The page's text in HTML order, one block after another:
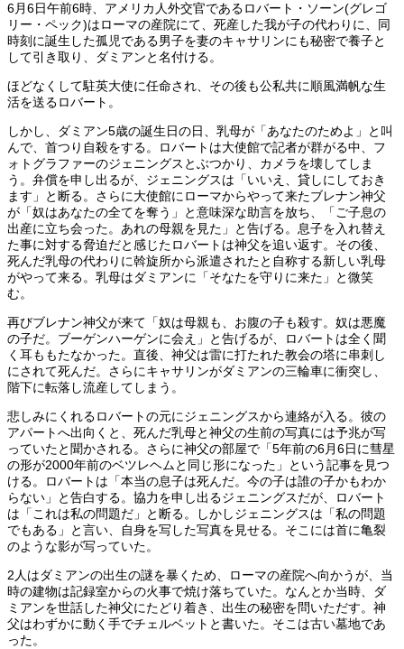
6月6日午前6時、アメリカ人外交官であるロバート・ソーン(グレゴ
リー・ペック)はローマの産院にて、死産した我が子の代わりに、同
時刻に誕生した孤児である男子を妻のキャサリンにも秘密で養子と
して引き取り、ダミアンと名付ける。
ほどなくして駐英大使に任命され、その後も公私共に順風満帆な生
活を送るロバート。
しかし、ダミアン5歳の誕生日の日、乳母が「あなたのためよ」と叫
んで、首つり自殺をする。ロバートは大使館で記者が群がる中、フ
ォトグラファーのジェニングスとぶつかり、カメラを壊してしま
う。弁償を申し出るが、ジェニングスは「いいえ、貸しにしておき
ます」と断る。さらに大使館にローマからやって来たブレナン神父
が「奴はあなたの全てを奪う」と意味深な助言を放ち、「ご子息の
出産に立ち会った。あれの母親を見た」と告げる。息子を入れ替え
た事に対する脅迫だと感じたロバートは神父を追い返す。その後、
死んだ乳母の代わりに斡旋所から派遣されたと自称する新しい乳母
がやって来る。乳母はダミアンに「そなたを守りに来た」と微笑
む。
再びブレナン神父が来て「奴は母親も、お腹の子も殺す。奴は悪魔
の子だ。ブーゲンハーゲンに会え」と告げるが、ロバートは全く聞
く耳ももたなかった。直後、神父は雷に打たれた教会の塔に串刺し
にされて死んだ。さらにキャサリンがダミアンの三輪車に衝突し、
階下に転落し流産してしまう。
悲しみにくれるロバートの元にジェニングスから連絡が入る。彼の
アパートへ出向くと、死んだ乳母と神父の生前の写真には予兆が写
っていたと聞かされる。さらに神父の部屋で「5年前の6月6日に彗星
の形が2000年前のベツレヘムと同じ形になった」という記事を見つ
ける。ロバートは「本当の息子は死んだ。今の子は誰の子かもわか
らない」と告白する。協力を申し出るジェニングスだが、ロバート
は「これは私の問題だ」と断る。しかしジェニングスは「私の問題
でもある」と言い、自身を写した写真を見せる。そこには首に亀裂
のような影が写っていた。
2人はダミアンの出生の謎を暴くため、ローマの産院へ向かうが、当
時の建物は記録室からの火事で焼け落ちていた。なんとか当時、ダ
ミアンを世話した神父にたどり着き、出生の秘密を問いただす。神
父はわずかに動く手でチェルベットと書いた。そこは古い墓地であ
った。